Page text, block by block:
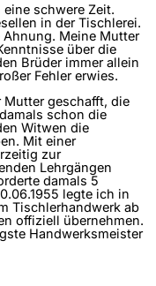
schwere Zeit.
in der Tischlerei.
Meine Mutter
über die
Brüder immer allein
Fehler erwies.
geschafft, die
schon die
Witwen die
Mit einer
zur
Lehrgängen
damals 5
legte ich in
Tischlerhandwerk ab
offiziell übernehmen.
Handwerksmeister